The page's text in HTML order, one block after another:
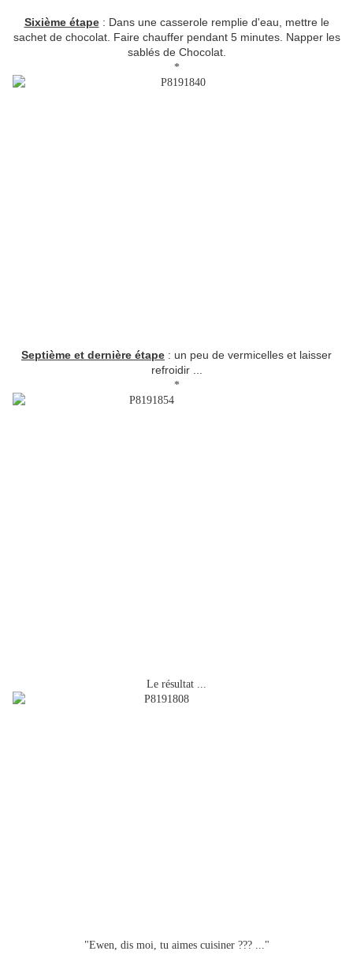
Sixième étape: Dans une casserole remplie d'eau, mettre le
sachet de chocolat. Faire chauffer pendant 5 minutes. Napper les
sablés de Chocolat.
*
Septième et dernière étape : un peu de vermicelles et laisser
refroidir ...
*
Le résultat ...
"Ewen, dis moi, tu aimes cuisiner ??? ..."